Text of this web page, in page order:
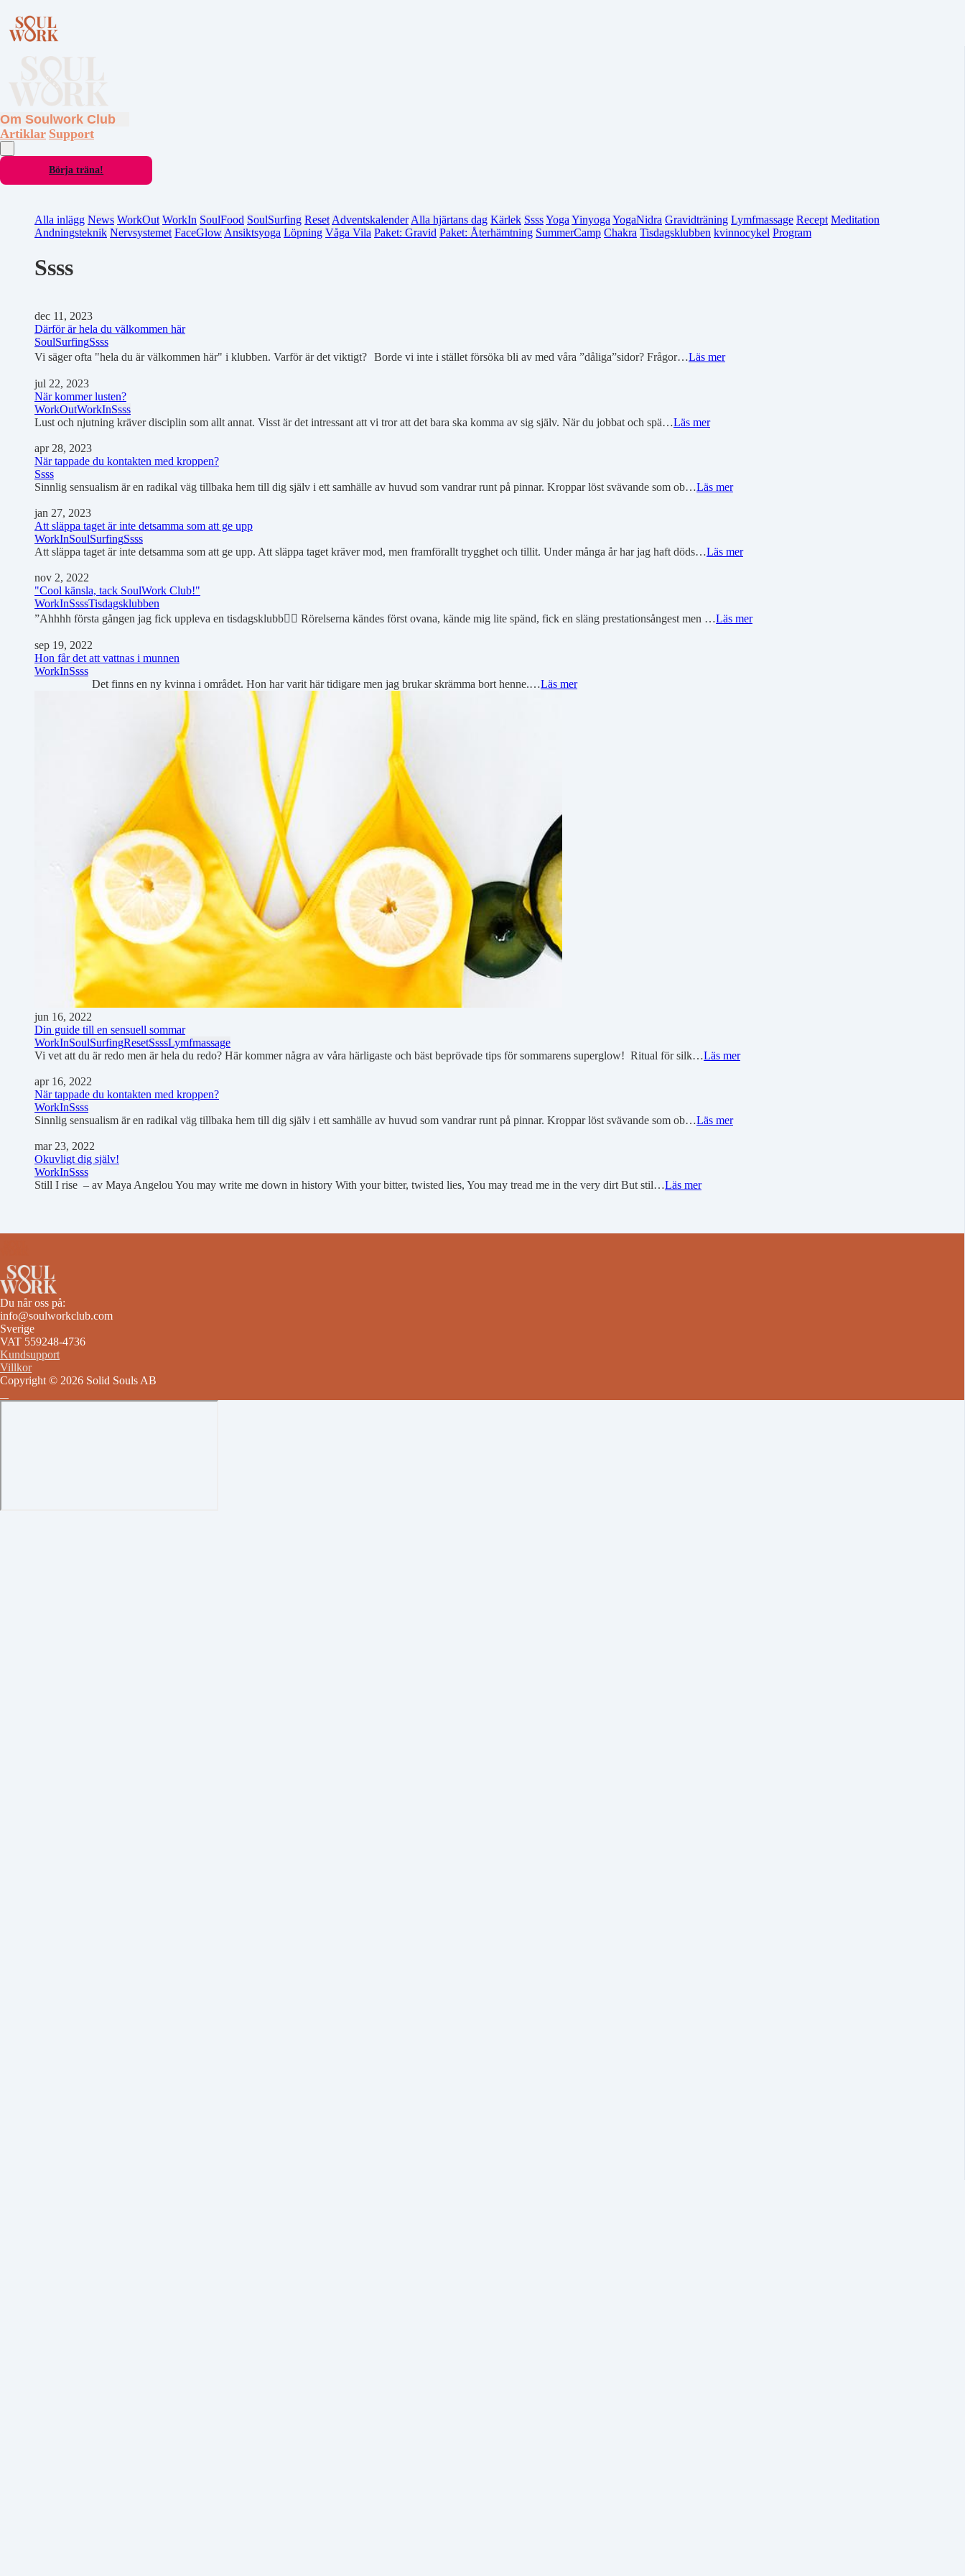
Om Soulwork Club
Artiklar Support
Börja träna!
Alla inlägg News WorkOut WorkIn SoulFood SoulSurfing Reset Adventskalender Alla hjärtans dag Kärlek SsssYoga Yinyoga YogaNidra Gravidträning Lymfmassage Recept Meditation
Andningsteknik Nervsystemet FaceGlow Ansiktsyoga Löpning Våga Vila Paket: Gravid Paket: Återhämtning SummerCamp Chakra Tisdagsklubben kvinnocykel Program
Ssss
dec 11, 2023
Därför är hela du välkommen här
SoulSurfingSsss
Vi säger ofta "hela du är välkommen här" i klubben. Varför är det viktigt? Borde vi inte i stället försöka bli av med våra ”dåliga”sidor? ⁠Frågor…Läs mer
jul 22, 2023
När kommer lusten?
WorkOutWorkInSsss
Lust och njutning kräver disciplin som allt annat. Visst är det intressant att vi tror att det bara ska komma av sig själv. När du jobbat och spä…Läs mer
apr 28, 2023
När tappade du kontakten med kroppen?
Ssss
Sinnlig sensualism är en radikal väg tillbaka hem till dig själv i ett samhälle av huvud som vandrar runt på pinnar. Kroppar löst svävande som ob…Läs mer
jan 27, 2023
Att släppa taget är inte detsamma som att ge upp
WorkInSoulSurfingSsss
Att släppa taget är inte detsamma som att ge upp. Att släppa taget kräver mod, men framförallt trygghet och tillit. Under många år har jag haft döds…Läs mer
nov 2, 2022
"Cool känsla, tack SoulWork Club!"
WorkInSsssTisdagsklubben
”Ahhhh första gången jag fick uppleva en tisdagsklubb👌🏼 Rörelserna kändes först ovana, kände mig lite spänd, fick en släng prestationsångest men …Läs mer
sep 19, 2022
Hon får det att vattnas i munnen
WorkInSsss
Det finns en ny kvinna i området. Hon har varit här tidigare men jag brukar skrämma bort henne.…Läs mer
jun 16, 2022
Din guide till en sensuell sommar
WorkInSoulSurfingResetSsssLymfmassage
Vi vet att du är redo men är hela du redo? Här kommer några av våra härligaste och bäst beprövade tips för sommarens superglow! Ritual för silk…Läs mer
apr 16, 2022
När tappade du kontakten med kroppen?
WorkInSsss
Sinnlig sensualism är en radikal väg tillbaka hem till dig själv i ett samhälle av huvud som vandrar runt på pinnar. Kroppar löst svävande som ob…Läs mer
mar 23, 2022
Okuvligt dig själv!
WorkInSsss
Still I rise – av Maya Angelou You may write me down in history With your bitter, twisted lies, You may tread me in the very dirt But stil…Läs mer
Du når oss på:
info@soulworkclub.com
Sverige
VAT 559248-4736
Kundsupport
Villkor
Copyright © 2026 Solid Souls AB